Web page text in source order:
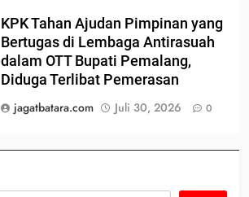
KPK Tahan Ajudan Pimpinan yang
Bertugas di Lembaga Antirasuah
dalam OTT Bupati Pemalang,
Diduga Terlibat Pemerasan
jagatbatara.com
Juli 30, 2026 0